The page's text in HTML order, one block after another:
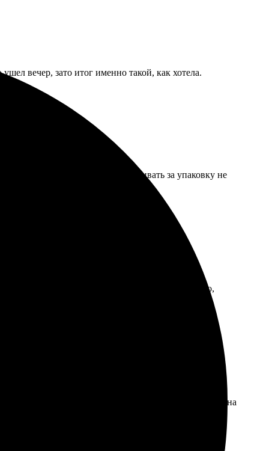
вечер, зато итог именно такой, как хотела.
и картон, на почте даже доплачивать за упаковку не
фотографии. В процессе заказа все понятно,
итоге получила шикарный альбом. Качество печати на